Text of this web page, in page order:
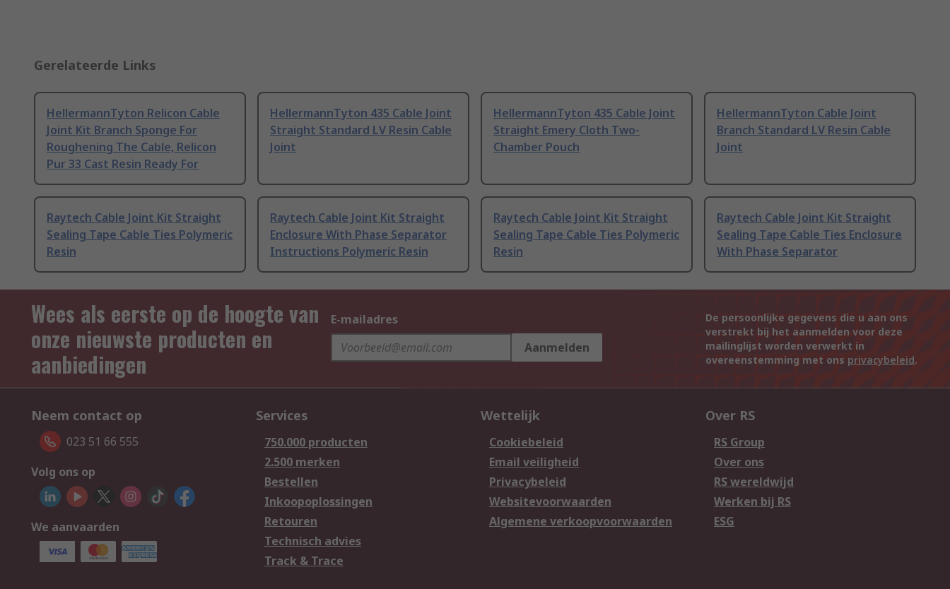
Gerelateerde Links
HellermannTyton Relicon Cable
Joint Kit Branch Sponge For
Roughening The Cable, Relicon
Pur 33 Cast Resin Ready For
HellermannTyton 435 Cable Joint
Straight Standard LV Resin Cable
Joint
HellermannTyton 435 Cable Joint
Straight Emery Cloth Two-
Chamber Pouch
HellermannTyton Cable Joint
Branch Standard LV Resin Cable
Joint
Raytech Cable Joint Kit Straight
Sealing Tape Cable Ties Polymeric
Resin
Raytech Cable Joint Kit Straight
Enclosure With Phase Separator
Instructions Polymeric Resin
Raytech Cable Joint Kit Straight
Sealing Tape Cable Ties Polymeric
Resin
Raytech Cable Joint Kit Straight
Sealing Tape Cable Ties Enclosure
With Phase Separator
Wees als eerste op de hoogte van
onze nieuwste producten en
aanbiedingen
E-mailadres
Aanmelden
De persoonlijke gegevens die u aan ons
verstrekt bij het aanmelden voor deze
mailinglijst worden verwerkt in
overeenstemming met ons privacybeleid.
Neem contact op
023 51 66 555
Volg ons op
We aanvaarden
Services
750.000 producten
2.500 merken
Bestellen
Inkoopoplossingen
Retouren
Technisch advies
Track & Trace
Wettelijk
Cookiebeleid
Email veiligheid
Privacybeleid
Websitevoorwaarden
Algemene verkoopvoorwaarden
Over RS
RS Group
Over ons
RS wereldwijd
Werken bij RS
ESG